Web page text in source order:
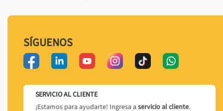
SÍGUENOS
SERVICIO AL CLIENTE
¡Estamos para ayudarte! Ingresa a servicio al cliente.